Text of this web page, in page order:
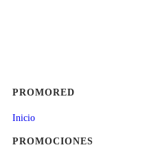
PROMORED
Inicio
PROMOCIONES